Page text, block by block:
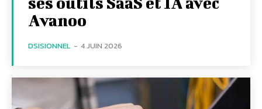
Avanoo
DSISIONNEL - 4 JUIN 2026